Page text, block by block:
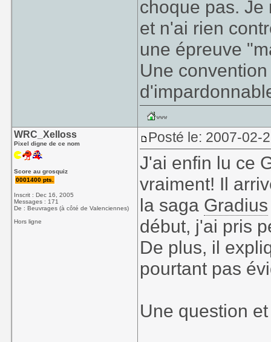
choque pas. Je
et n'ai rien
une épreuve
Une
WRC_Xelloss
Pixel digne de ce nom
Score au grosquiz
0001400 pts.
Inscrit : Dec 16, 2005
Messages : 171
De : Beuvrages (à côté de Valenciennes)
Hors ligne
Posté le: 2007-02-
J'ai enfin lu ce
vraiment! Il
la saga Gradius
début, j'ai pris
De plus, il
pourtant pas
Une question